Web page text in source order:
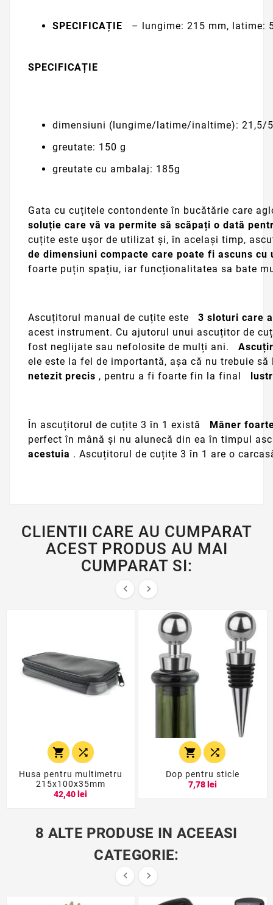
SPECIFICAȚIE – lungime: 215 mm, latime:
SPECIFICAȚIE
dimensiuni (lungime/latime/inaltime): 21,5/
greutate: 150 g
greutate cu ambalaj: 185g
Gata cu cuțitele contondente în bucătărie care
soluție care vă va permite să scăpați o dată
cuțite este ușor de utilizat și, în același timp,
de dimensiuni compacte care poate fi ascuns
foarte puțin spațiu, iar funcționalitatea sa bate
Ascuțitorul manual de cuțite este
3 sloturi care
acest instrument. Cu ajutorul unui ascuțitor de
fost neglijate sau nefolosite de mulți ani.
ele este la fel de importantă, așa că nu trebuie
netezit precis , pentru a fi foarte fin la final
În ascuțitorul de cuțite 3 în 1 există
Mâner
perfect în mână și nu alunecă din ea în timpul
acestuia . Ascuțitorul de cuțite 3 în 1 are o
CLIENTII CARE AU CUMPARAT
ACEST PRODUS AU MAI
CUMPARAT SI:
 
 
Husa pentru multimetru
215x100x35mm
42,40 lei
 
Dop pentru sticle
7,78 lei
8 ALTE PRODUSE IN ACEEASI
CATEGORIE:
 